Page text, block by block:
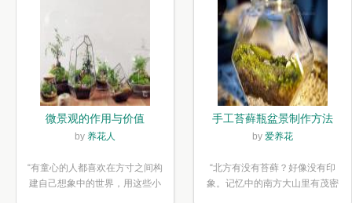
微景观的作用与价值
by 养花人
“有童心的人都喜欢在方寸之间构
建自己想象中的世界，用这些小
手工苔藓瓶盆景制作方法
by 爱养花
“北方有没有苔藓？好像没有印
象。记忆中的南方大山里有茂密